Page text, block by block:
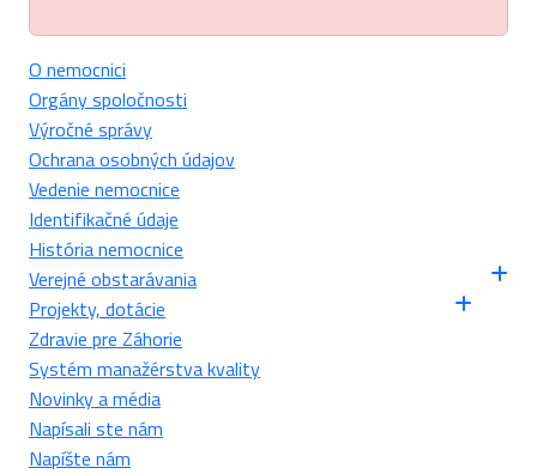
O nemocnici
Orgány spoločnosti
Výročné správy
Ochrana osobných údajov
Vedenie nemocnice
Identifikačné údaje
História nemocnice
Verejné obstarávania
Projekty, dotácie
Zdravie pre Záhorie
Systém manažérstva kvality
Novinky a média
Napísali ste nám
Napíšte nám